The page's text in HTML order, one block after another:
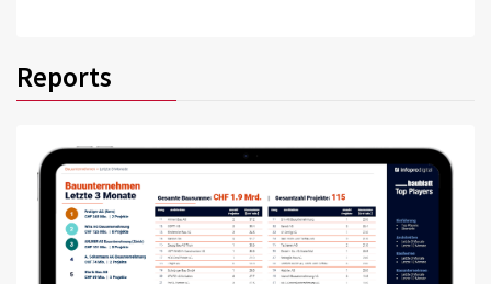
Reports